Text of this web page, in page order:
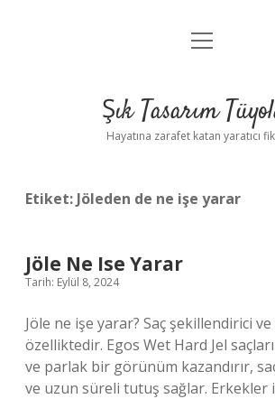
Anasayfa
Yasal Uyarı
menüyü
Şık Tasarım
Hayatına zarafet katan yaratıcı
Etiket: Jöleden de ne işe yarar
Jöle Ne Ise Yarar
Tarih: Eylül 8, 2024
Jöle ne işe yarar? Saç şekillendirici ve
özelliktedir. Egos Wet Hard Jel
ve parlak bir görünüm kazandırır,
ve uzun süreli tutuş sağlar. Erkekler